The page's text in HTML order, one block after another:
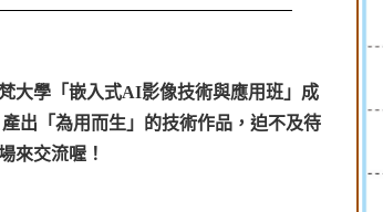
大學「嵌入式AI影像技術與應用班」成
出「為用而生」的技術作品，迫不及待
來交流喔！